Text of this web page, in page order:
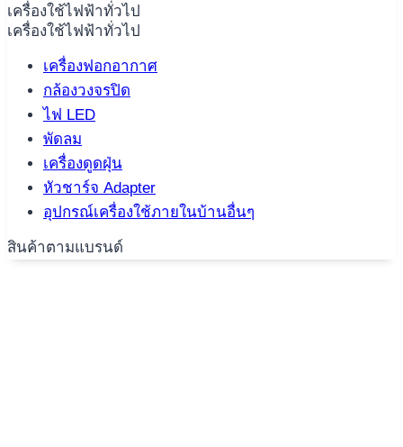
เครื่องใช้ไฟฟ้าทั่วไป
เครื่องใช้ไฟฟ้าทั่วไป
เครื่องฟอกอากาศ
กล้องวงจรปิด
ไฟ LED
พัดลม
เครื่องดูดฝุ่น
หัวชาร์จ Adapter
อุปกรณ์เครื่องใช้ภายในบ้านอื่นๆ
สินค้าตามแบรนด์